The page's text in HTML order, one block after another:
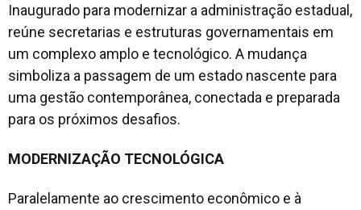
Inaugurado para modernizar a administração estadual,
reúne secretarias e estruturas governamentais em
um complexo amplo e tecnológico. A mudança
simboliza a passagem de um estado nascente para
uma gestão contemporânea, conectada e preparada
para os próximos desafios.
MODERNIZAÇÃO TECNOLÓGICA
Paralelamente ao crescimento econômico e à